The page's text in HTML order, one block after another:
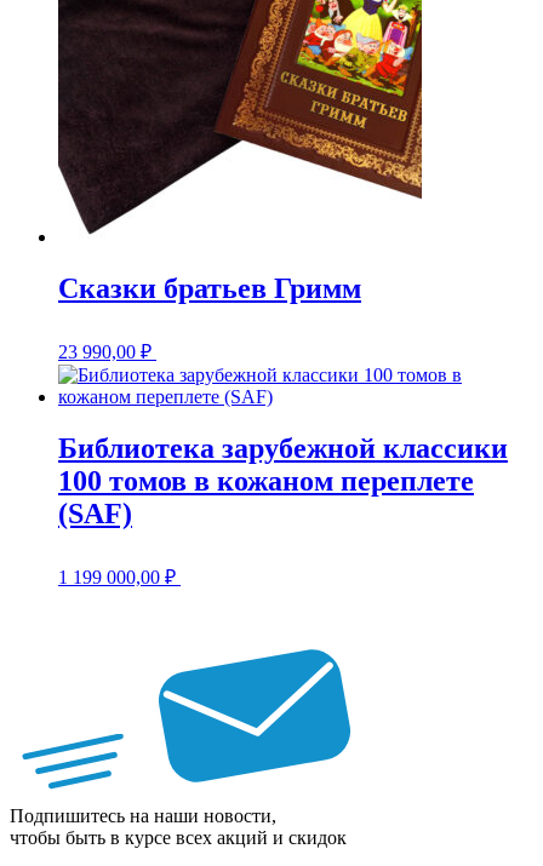
Сказки братьев Гримм
23 990,00 ₽
Библиотека зарубежной классики
100 томов в кожаном переплете
(SAF)
1 199 000,00 ₽
Подпишитесь на наши новости,
чтобы быть в курсе всех акций и скидок